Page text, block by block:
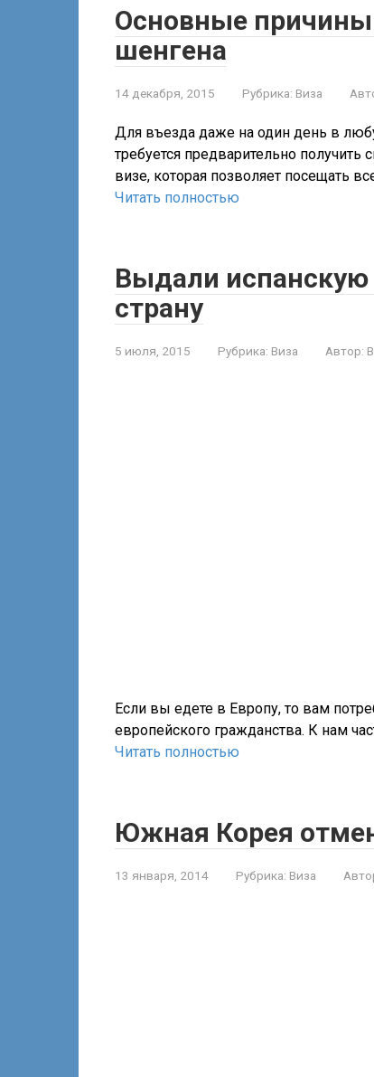
Основные причины
шенгена
14 декабря, 2015 Рубрика: Виза
Для въезда даже на один день в
требуется предварительно
визе, которая позволяет посещать
Читать полностью
Выдали испанскую
страну
5 июля, 2015 Рубрика: Виза Автор:
Если вы едете в Европу, то вам
европейского гражданства. К нам
Читать полностью
Южная Корея
13 января, 2014 Рубрика: Виза